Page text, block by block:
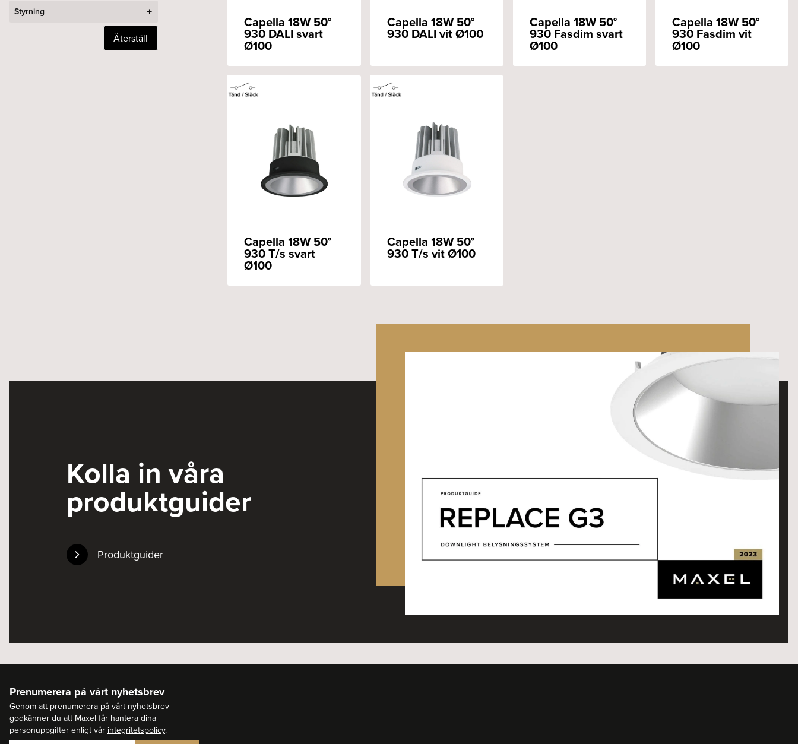
Styrning
Återställ
Capella 18W 50°
930 DALI svart
Ø100
Capella 18W 50°
930 DALI vit Ø100
Capella 18W 50°
930 Fasdim svart
Ø100
Capella 18W 50°
930 Fasdim vit
Ø100
Capella 18W 50°
930 T/s svart
Ø100
Capella 18W 50°
930 T/s vit Ø100
Kolla in våra
produktguider
Produktguider
Prenumerera på vårt nyhetsbrev
Genom att prenumerera på vårt nyhetsbrev
godkänner du att Maxel får hantera dina
personuppgifter enligt vår integritetspolicy.